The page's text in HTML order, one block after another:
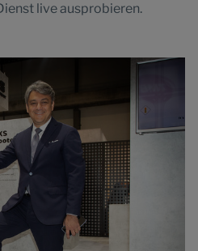
live ausprobieren.